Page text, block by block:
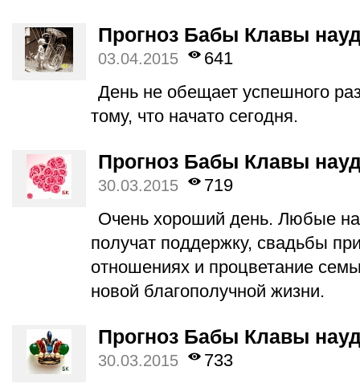
Прогноз Бабы Клавы
03.04.2015
641
День не обещает успешного
тому, что начато сегодня.
Прогноз Бабы Клавы
30.03.2015
719
Очень хороший день. Любые
получат поддержку, свадьбы
отношениях и процветание
новой благополучной жизни.
Прогноз Бабы Клавы
30.03.2015
733